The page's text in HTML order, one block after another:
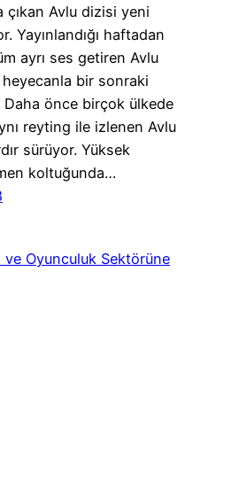
çıkan Avlu dizisi yeni
Yayınlandığı haftadan
ayrı ses getiren Avlu
bir sonraki
Daha önce birçok ülkede
reyting ile izlenen Avlu
sürüyor. Yüksek
koltuğunda…